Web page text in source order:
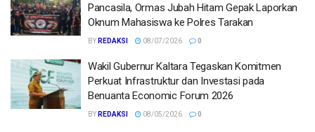
Pancasila, Ormas Jubah Hitam Gepak Laporkan
Oknum Mahasiswa ke Polres Tarakan
BY REDAKSI 08/07/2026 0
Wakil Gubernur Kaltara Tegaskan Komitmen
Perkuat Infrastruktur dan Investasi pada
Benuanta Economic Forum 2026
BY REDAKSI 08/05/2026 0